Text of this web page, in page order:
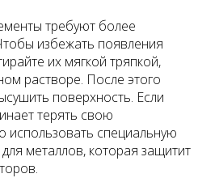
требуют более
избежать появления
их мягкой тряпкой,
растворе. После этого
поверхность. Если
терять свою
использовать специальную
металлов, которая защитит